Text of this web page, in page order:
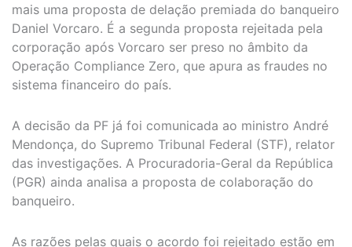
mais uma proposta de delação premiada do banqueiro
Daniel Vorcaro. É a segunda proposta rejeitada pela
corporação após Vorcaro ser preso no âmbito da
Operação Compliance Zero, que apura as fraudes no
sistema financeiro do país.
A decisão da PF já foi comunicada ao ministro André
Mendonça, do Supremo Tribunal Federal (STF), relator
das investigações. A Procuradoria-Geral da República
(PGR) ainda analisa a proposta de colaboração do
banqueiro.
As razões pelas quais o acordo foi rejeitado estão em